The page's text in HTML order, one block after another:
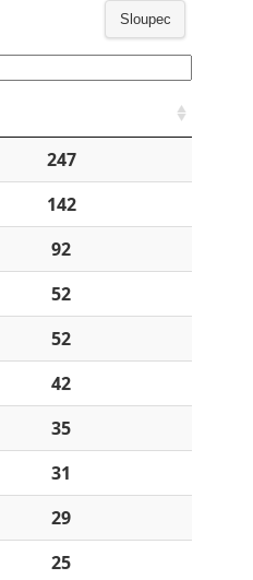
Sloupec
247
142
92
52
52
42
35
31
29
25